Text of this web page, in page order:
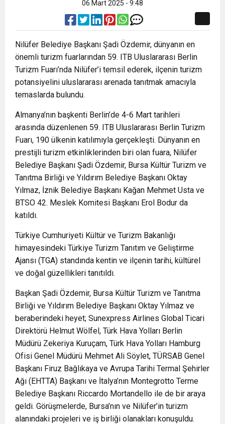
06 Mart 2025 - 9:48
Nilüfer Belediye Başkanı Şadi Özdemir, dünyanın en
önemli turizm fuarlarından 59. ITB Uluslararası Berlin
Turizm Fuarı’nda Nilüfer’i temsil ederek, ilçenin turizm
potansiyelini uluslararası arenada tanıtmak amacıyla
temaslarda bulundu.
Almanya’nın başkenti Berlin’de 4-6 Mart tarihleri
arasında düzenlenen 59. ITB Uluslararası Berlin Turizm
Fuarı, 190 ülkenin katılımıyla gerçekleşti. Dünyanın en
prestijli turizm etkinliklerinden biri olan fuara, Nilüfer
Belediye Başkanı Şadi Özdemir, Bursa Kültür Turizm ve
Tanıtma Birliği ve Yıldırım Belediye Başkanı Oktay
Yılmaz, İznik Belediye Başkanı Kağan Mehmet Usta ve
BTSO 42. Meslek Komitesi Başkanı Erol Bodur da
katıldı.
Türkiye Cumhuriyeti Kültür ve Turizm Bakanlığı
himayesindeki Türkiye Turizm Tanıtım ve Geliştirme
Ajansı (TGA) standında kentin ve ilçenin tarihi, kültürel
ve doğal güzellikleri tanıtıldı.
Başkan Şadi Özdemir, Bursa Kültür Turizm ve Tanıtma
Birliği ve Yıldırım Belediye Başkanı Oktay Yılmaz ve
beraberindeki heyet; Sunexpress Airlines Global Ticari
Direktörü Helmut Wölfel, Türk Hava Yolları Berlin
Müdürü Zekeriya Kuruçam, Türk Hava Yolları Hamburg
Ofisi Genel Müdürü Mehmet Ali Söylet, TÜRSAB Genel
Başkanı Firuz Bağlıkaya ve Avrupa Tarihi Termal Şehirler
Ağı (EHTTA) Başkanı ve İtalya’nın Montegrotto Terme
Belediye Başkanı Riccardo Mortandello ile de bir araya
geldi. Görüşmelerde, Bursa’nın ve Nilüfer’in turizm
alanındaki projeleri ve iş birliği olanakları konuşuldu.